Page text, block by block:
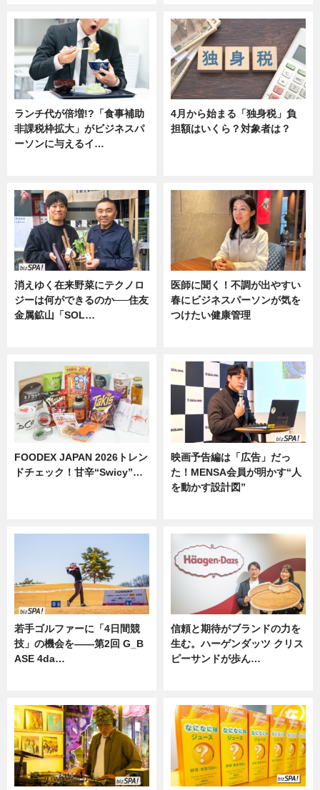
ランチ代が倍増!?「食事補助
非課税枠拡大」がビジネスパ
ーソンに与えるイ…
4月から始まる「独身税」負
担額はいくら？対象者は？
消えゆく在来野菜にテクノロ
ジーは何ができるのか──住友
金属鉱山「SOL…
医師に聞く！不調が出やすい
春にビジネスパーソンが気を
つけたい健康管理
FOODEX JAPAN 2026トレン
ドチェック！甘辛“Swicy”…
映画予告編は「広告」だっ
た！MENSA会員が明かす“人
を動かす設計図”
若手ゴルファーに「4日間競
技」の機会を——第2回 G_B
ASE 4da…
信頼と期待がブランドの力を
生む。ハーゲンダッツ クリス
ピーサンドが歩ん…